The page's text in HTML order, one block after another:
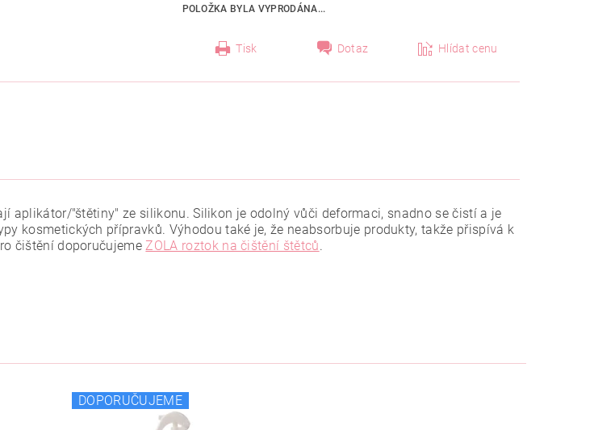
POLOŽKA BYLA VYPRODÁNA...
Tisk Dotaz Hlídat cenu
aplikátor/"štětiny" ze silikonu. Silikon je odolný vůči deformaci, snadno se čistí a je
kosmetických přípravků. Výhodou také je, že neabsorbuje produkty, takže přispívá k
čištění doporučujemeZOLA roztok na čištění štětců.
DOPORUČUJEME